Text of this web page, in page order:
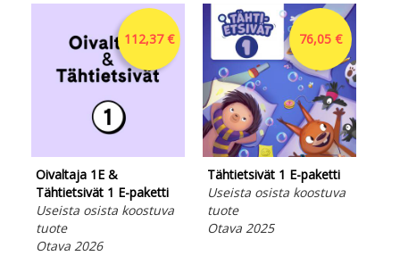
112,37 €
Oivaltaja 1E &
Tähtietsivät 1 E-paketti
Useista osista koostuva
tuote
Otava 2026
76,05 €
Tähtietsivät 1 E-paketti
Useista osista koostuva
tuote
Otava 2025